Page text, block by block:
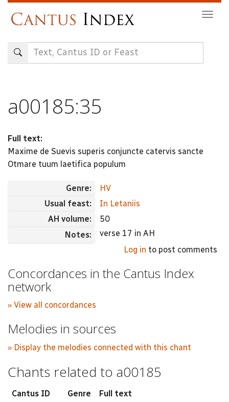
content
a00185:35
Full text:
Maxime de Suevis superis conjuncte catervis sancte
Otmare tuum laetifica populum
Genre:
HV
Usual feast:
In Letaniis
AH volume:
50
Notes:
verse 17 in AH
Log in to post comments
Concordances in the Cantus Index
network
» View all concordances
Melodies in sources
» Display the melodies connected with this chant
Chants related to a00185
Cantus ID Genre Full text